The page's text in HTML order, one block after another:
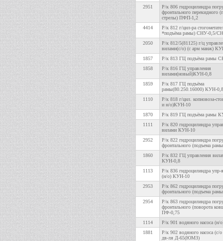
2951
Р/к 806 гидроцилиндра
фронтального перекидного
стрелы) ПФП-1,2
4414
Р/к 812 г/цил-ра
*подъёма рамы) СНУ-0,5/
2050
Р/к 812/5(81125) г/ц
вилами(с/о) (с арм манж)
1857
Р/к 813 ГЦ подъёма рамы
1858
Р/к 816 ГЦ управления
вилами(новый)КУН-0,8
1859
Р/к 817 ГЦ подъёма
рамы(80.250.16000) КУН-0,8
1110
Р/к 818 г/цил. копновоза-
и н/о)КУН-10
1870
Р/к 819 ГЦ подъёма рамы
1111
Р/к 820 гидроцилиндра
вилами КУН-10
2952
Р/к 822 гидроцилиндра
фронтального (подъема
1860
Р/к 832 ГЦ управления
КУН-0,8
1113
Р/к 836 гидроцилиндра упр-
(н/о) КУН-10
2953
Р/к 862 гидроцилиндра
фронтального (подъема
2954
Р/к 863 гидроцилиндра
фронтального (поворота
ПФ-0,75
1114
Р/к 901 водяного насоса (н/
1881
Р/к 902 водяного насоса (с/
дв-ля Д-65(ЮМЗ)